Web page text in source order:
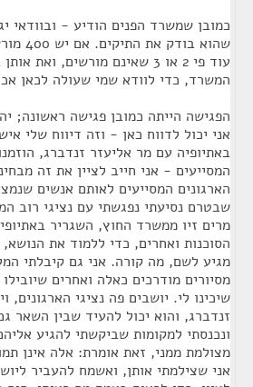
כמובן שמשרד הפנים הודיע - ובוודאי
שהוא
עוד פי 2 או 3 שאינם מורשים,
המשרד, כדי לוודא שמי שעולה לכאן
הפגישה הייתה כמובן פגישה ראשונה;
אני יכול לדווח כאן - וזה דיווח שלי
באתיופיה עם מר אליעזר זנדברג,
המסייעים - אני חייב לציין את זה
הארגונים המסייעים לאותם אנשים
שבטרם נסיעתי נפגשתי עם נציגי רוב
מרים זיו ממשרד החוץ, השגריר
הסוכנות ואחרים, כדי ללמוד את
מגיע לשם, מה קורה. אני גם קיבלתי
מסיורים מודרכים כאלה ואחרים
שיכינו לי. יושבים פה נציגי הארגונים,
זנדברג, והוא יכול להעיד שבין השאר
ונכנסתי למקומות שביקשתי להגיע
מצולמת ממני, זאת אומרת: אלה אינן
אני שצילמתי אותן, ואשמח להעביר